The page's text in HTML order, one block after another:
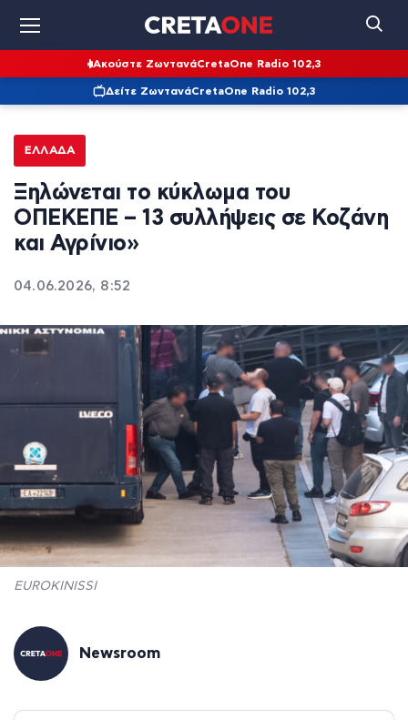
Ακούστε ΖωντανάCretaOne Radio 102,3
Δείτε ΖωντανάCretaOne Radio 102,3
ΕΛΛΆΔΑ
Ξηλώνεται το κύκλωμα του
ΟΠΕΚΕΠΕ – 13 συλλήψεις σε Κοζάνη
και Αγρίνιο»
04.06.2026, 8:52
EUROKINISSI
Newsroom